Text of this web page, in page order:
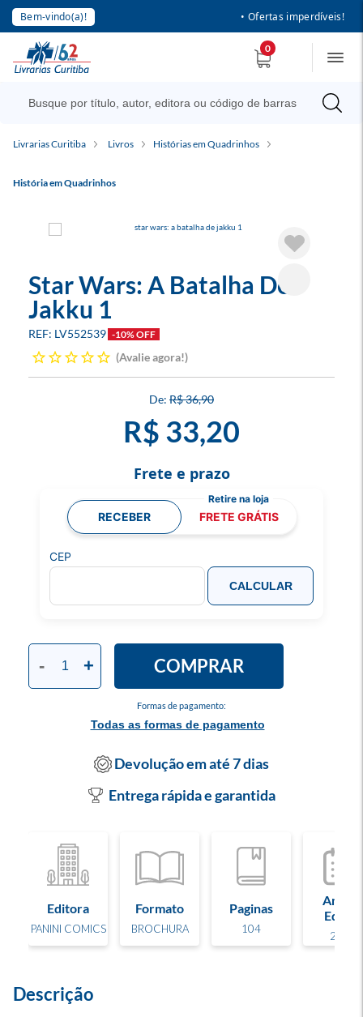
Bem-vindo(a)! • Ofertas imperdíveis!
0
Livrarias Curitiba Livros Histórias em Quadrinhos
História em Quadrinhos
Star Wars: A Batalha De
Jakku 1
LV552539 -10% OFF
Avalie agora!
R$ 36,90
R$ 33,20
Formas de pagamento:
Todas as formas de pagamento
- + COMPRAR
Frete e prazo
RECEBER FRETE GRÁTIS
CEP
CALCULAR
Devolução em até 7 dias
Entrega rápida e garantida
Editora
PANINI COMICS
Formato
BROCHURA
Paginas
104
Ano de
Edição
2026
Descrição